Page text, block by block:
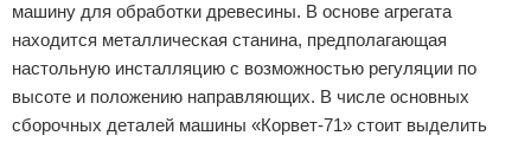
машину для обработки древесины. В основе агрегата
находится металлическая станина, предполагающая
настольную инсталляцию с возможностью регуляции по
высоте и положению направляющих. В числе основных
сборочных деталей машины «Корвет-71» стоит выделить